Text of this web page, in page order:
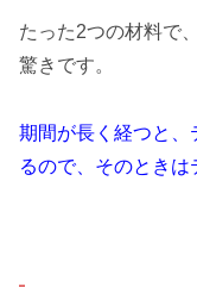
たった2つの材料で
驚きです。
期間が長く経つと、
るので、そのときは